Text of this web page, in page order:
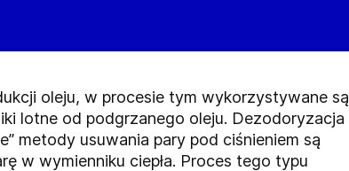
oleju, w procesie tym wykorzystywane są
lotne od podgrzanego oleju. Dezodoryzacja
metody usuwania pary pod ciśnieniem są
w wymienniku ciepła. Proces tego typu